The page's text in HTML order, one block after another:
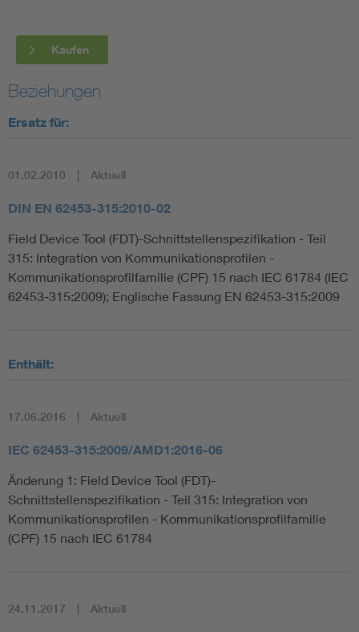
Kaufen
Beziehungen
Ersatz für:
01.02.2010 Aktuell
DIN EN 62453-315:2010-02
Field Device Tool (FDT)-Schnittstellenspezifikation - Teil
315: Integration von Kommunikationsprofilen -
Kommunikationsprofilfamilie (CPF) 15 nach IEC 61784 (IEC
62453-315:2009); Englische Fassung EN 62453-315:2009
Enthält:
17.06.2016 Aktuell
IEC 62453-315:2009/AMD1:2016-06
Änderung 1: Field Device Tool (FDT)-
Schnittstellenspezifikation - Teil 315: Integration von
Kommunikationsprofilen - Kommunikationsprofilfamilie
(CPF) 15 nach IEC 61784
24.11.2017 Aktuell